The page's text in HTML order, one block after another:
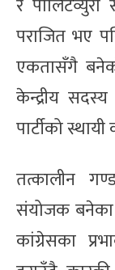
पराजित भए
एकतासँगै
केन्द्रीय
पार्टीको
तत्कालीन
संयोजक बनेका
कांग्रेसका